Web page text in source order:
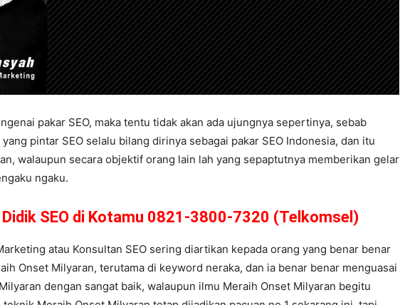
pakar SEO, maka tentu tidak akan ada ujungnya sepertinya, sebab
pintar SEO selalu bilang dirinya sebagai pakar SEO Indonesia, dan itu
walaupun secara objektif orang lain lah yang sepaptutnya memberikan gelar
ngaku.
Didik SEO di Kotamu 0821-3800-7320 (Telkomsel)
atau Konsultan SEO sering diartikan kepada orang yang benar benar
Onset Milyaran, terutama di keyword neraka, dan ia benar benar menguasai
dengan sangat baik, walaupun ilmu Meraih Onset Milyaran begitu